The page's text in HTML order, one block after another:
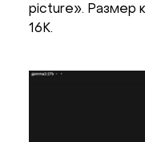
picture». Размер
16K.